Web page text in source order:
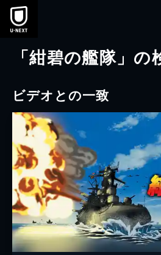
本文へスキップ
「紺碧の艦隊」の
ビデオとの一致